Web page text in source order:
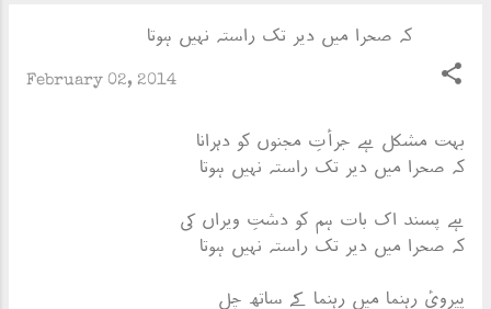
کہ صحرا میں دیر تک راستہ نہیں ہوتا
February 02, 2014
بہت مشکل ہے جرأتِ مجنوں کو دہرانا
کہ صحرا میں دیر تک راستہ نہیں ہوتا
ہے پسند اک بات ہم کو دشتِ ویراں کی
کہ صحرا میں دیر تک راستہ نہیں ہوتا
پیرویٔ رہنما میں رہنما کے ساتھ چل